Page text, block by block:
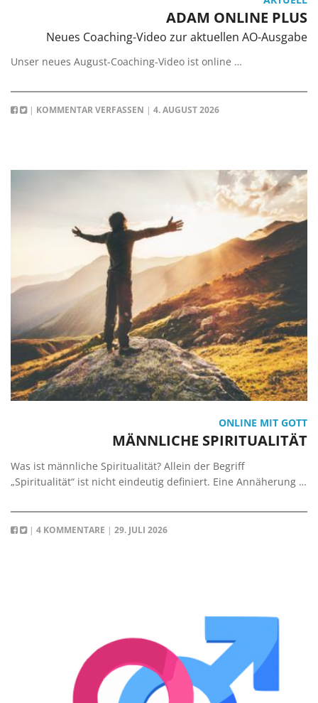
ADAM ONLINE PLUS
Neues Coaching-Video zur aktuellen AO-Ausgabe
Unser neues August-Coaching-Video ist online …
| KOMMENTAR VERFASSEN | 4. AUGUST 2026
ONLINE MIT GOTT
MÄNNLICHE SPIRITUALITÄT
Was ist männliche Spiritualität? Allein der Begriff
„Spiritualität“ ist nicht eindeutig definiert. Eine Annäherung …
| 4 KOMMENTARE | 29. JULI 2026